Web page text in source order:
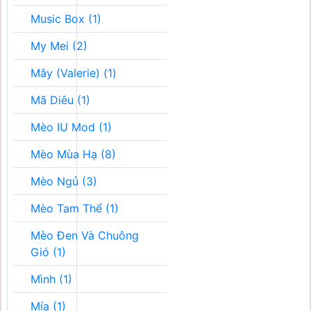
Music Box (1)
My Mei (2)
Mây (Valerie) (1)
Mã Diêu (1)
Mèo IU Mod (1)
Mèo Mùa Hạ (8)
Mèo Ngủ (3)
Mèo Tam Thể (1)
Mèo Đen Và Chuông
Gió (1)
Mình (1)
Mía (1)